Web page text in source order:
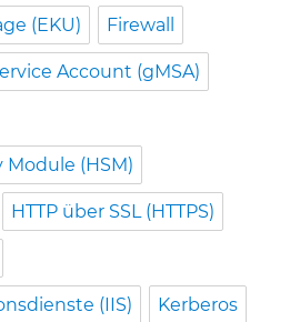
(EKU) Firewall
Account (gMSA)
(HSM)
HTTP über SSL (HTTPS)
(IIS) Kerberos